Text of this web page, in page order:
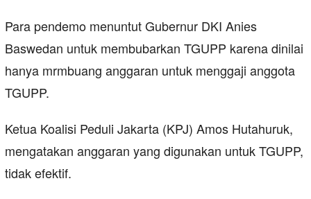
Para pendemo menuntut Gubernur DKI Anies
Baswedan untuk membubarkan TGUPP karena dinilai
hanya mrmbuang anggaran untuk menggaji anggota
TGUPP.
Ketua Koalisi Peduli Jakarta (KPJ) Amos Hutahuruk,
mengatakan anggaran yang digunakan untuk TGUPP,
tidak efektif.